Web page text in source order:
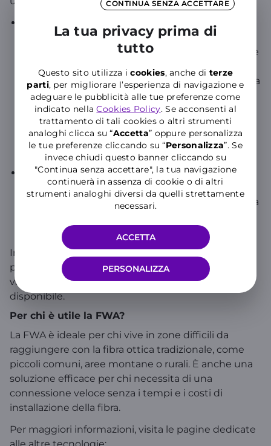
CONTINUA SENZA ACCETTARE
La tua privacy prima di
tutto
Questo sito utilizza icookies, anche di terze
parti, per migliorare l’esperienza di navigazione e
adeguare le pubblicità alle tue preferenze come
indicato nellaCookies Policy. Se acconsenti al
trattamento di tali cookies o altri strumenti
analoghi clicca su “Accetta” oppure personalizza
le tue preferenze cliccando su “Personalizza”. Se
invece chiudi questo banner cliccando su
"Continua senza accettare", la tua navigazione
continuerà in assenza di cookie o di altri
strumenti analoghi diversi da quelli strettamente
necessari.
PERSONALIZZA
ACCETTA
: Utilizza cavi in fibra ottica per
trasmettere i dati tramite impulsi di luce. Questo
tipo di connessione offre velocità molto elevate e
una latenza molto bassa, rendendola ideale per
applicazioni che richiedono una grande larghezza
di banda, come lo streaming in alta definizione, il
gaming online e le videoconferenze. La fibra
ottica è generalmente più stabile e meno
soggetta a interferenze rispetto alle connessioni
wireless.
FWA: Utilizza un’antenna per ricevere il segnale
wireless da una stazione radio base. Questa
tecnologia è particolarmente utile in aree dove la
attivazione sarebbe troppo costosa o complessa.
In sintesi, la fibra ottica è preferibile per le sue
prestazioni superiori, ma la FWA rappresenta una
valida alternativa in contesti dove la fibra non è
disponibile.
Per chi è utile la FWA?
La FWA è ideale per chi vive in zone difficili da
raggiungere con la fibra ottica tradizionale, come
piccoli comuni, aree montane o rurali. È anche una
soluzione efficace per chi necessita di una
connessione veloce senza i tempi e i costi di
installazione della fibra.
Per maggiori informazioni, visita le pagine dedicate